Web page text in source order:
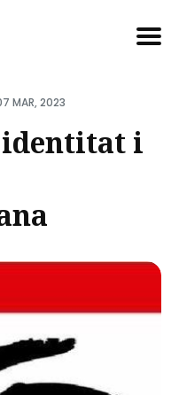
MAR, 2023
identitat i